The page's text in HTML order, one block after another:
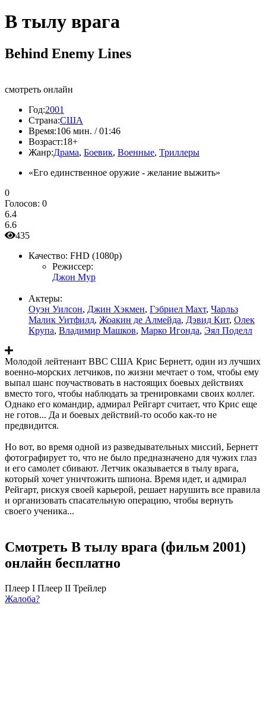
В тылу врага
Behind Enemy Lines
смотреть онлайн
Год:2001
Страна:США
Время:106 мин. / 01:46
Возраст:18+
Жанр:Драма, Боевик, Военные, Триллеры
«Его единственное оружие - желание выжить»
0
Голосов: 0
6.4
6.6
435
Качество: FHD (1080p)
Режиссер:
Джон Мур
Актеры:
Оуэн Уилсон, Джин Хэкмен, Гэбриел Махт, Чарльз
Малик Уитфилд, Жоакин де Алмейда, Дэвид Кит, Олек
Крупа, Владимир Машков, Марко Игонда, Эял Поделл
Молодой лейтенант ВВС США Крис Бернетт, один из лучших
военно-морских летчиков, по жизни мечтает о том, чтобы ему
выпал шанс поучаствовать в настоящих боевых действиях
вместо того, чтобы наблюдать за тренировками своих коллег.
Однако его командир, адмирал Рейгарт считает, что Крис еще
не готов... Да и боевых действий-то особо как-то не
предвидится.
Но вот, во время одной из разведывательных миссий, Бернетт
фотографирует то, что не было предназначено для чужих глаз
и его самолет сбивают. Летчик оказывается в тылу врага,
который хочет уничтожить шпиона. Время идет, и адмирал
Рейгарт, рискуя своей карьерой, решает нарушить все правила
и организовать спасательную операцию, чтобы вернуть
своего ученика...
Смотреть В тылу врага (фильм 2001)
онлайн бесплатно
Плеер I Плеер II Трейлер
Жалоба?